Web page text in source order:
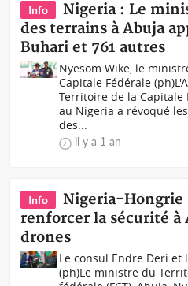
Info
Nigeria : Le
des terrains à Abuja
Buhari et 761 autres
Nyesom Wike, le
Capitale Fédérale
Territoire de la Capitale
au Nigeria a révoqué
des...
il y a 1 an
Info
Nigeria-Hongrie
renforcer la sécurité à
drones
Le consul Endre Deri et
(ph)Le ministre du